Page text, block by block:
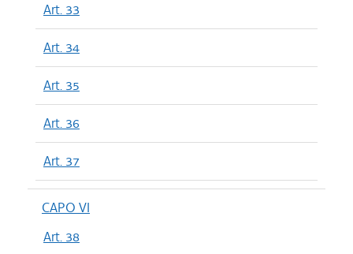
Art. 33
Art. 34
Art. 35
Art. 36
Art. 37
CAPO VI
Art. 38